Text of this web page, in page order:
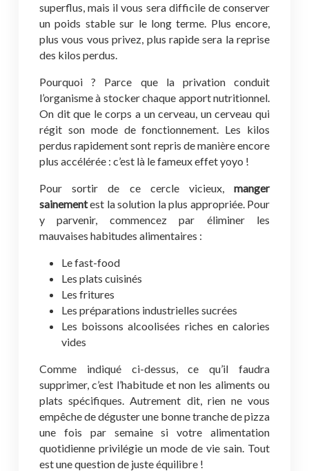
superflus, mais il vous sera difficile de conserver
un poids stable sur le long terme. Plus encore,
plus vous vous privez, plus rapide sera la reprise
des kilos perdus.
Pourquoi ? Parce que la privation conduit
l’organisme à stocker chaque apport nutritionnel.
On dit que le corps a un cerveau, un cerveau qui
régit son mode de fonctionnement. Les kilos
perdus rapidement sont repris de manière encore
plus accélérée : c’est là le fameux effet yoyo !
Pour sortir de ce cercle vicieux, manger
sainementest la solution la plus appropriée. Pour
y parvenir, commencez par éliminer les
mauvaises habitudes alimentaires :
Le fast-food
Les plats cuisinés
Les fritures
Les préparations industrielles sucrées
Les boissons alcoolisées riches en calories
vides
Comme indiqué ci-dessus, ce qu’il faudra
supprimer, c’est l’habitude et non les aliments ou
plats spécifiques. Autrement dit, rien ne vous
empêche de déguster une bonne tranche de pizza
une fois par semaine si votre alimentation
quotidienne privilégie un mode de vie sain. Tout
est une question de juste équilibre !